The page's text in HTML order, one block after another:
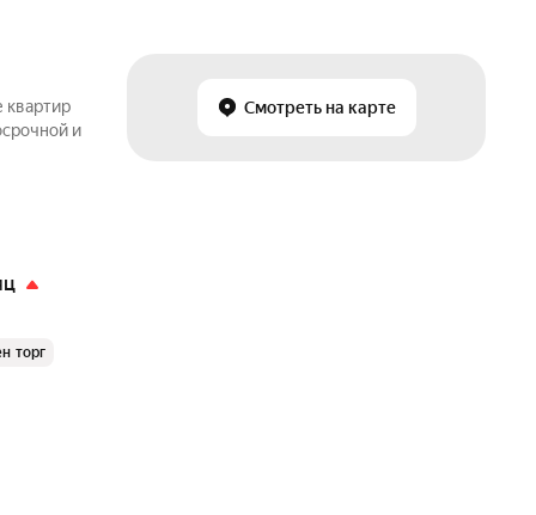
Смотреть на карте
квартир
и
торг